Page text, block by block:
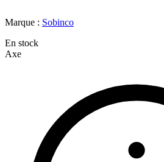
Marque : Sobinco
En stock
Axe